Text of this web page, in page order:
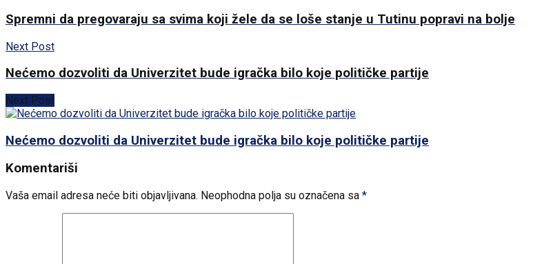
Spremni da pregovaraju sa svima koji žele da se loše stanje u Tutinu popravi na bolje
Next Post
Nećemo dozvoliti da Univerzitet bude igračka bilo koje političke partije
Next Post
Nećemo dozvoliti da Univerzitet bude igračka bilo koje političke partije
Komentariši
Vaša email adresa neće biti objavljivana. Neophodna polja su označena sa *